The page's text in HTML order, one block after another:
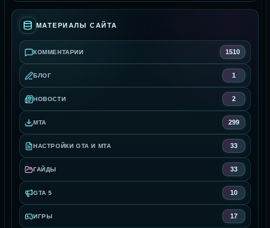
МАТЕРИАЛЫ САЙТА
КОММЕНТАРИИ 1510
БЛОГ 1
НОВОСТИ 2
MTA 299
НАСТРОЙКИ GTA И MTA 33
ГАЙДЫ 33
GTA 5 10
ИГРЫ 17